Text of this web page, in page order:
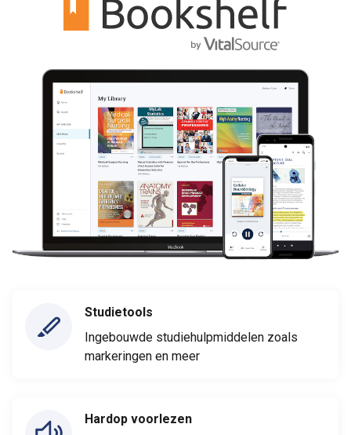
Studietools
Ingebouwde studiehulpmiddelen zoals
markeringen en meer
Hardop voorlezen